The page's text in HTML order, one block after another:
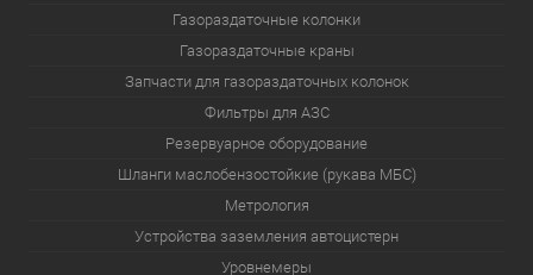
Газораздаточные колонки
Газораздаточные краны
Запчасти для газораздаточных колонок
Фильтры для АЗС
Резервуарное оборудование
Шланги маслобензостойкие (рукава МБС)
Метрология
Устройства заземления автоцистерн
Уровнемеры